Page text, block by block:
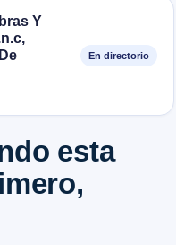
Y
En directorio
esta